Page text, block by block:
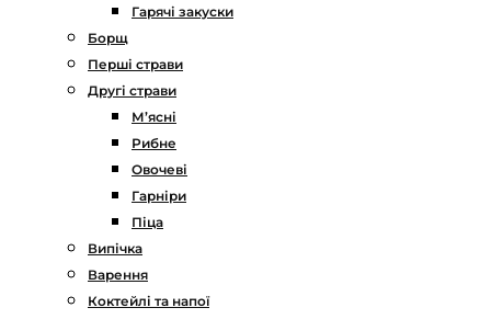
Гарячі закуски
Борщ
Перші страви
Другі страви
М’ясні
Рибне
Овочеві
Гарніри
Піца
Випічка
Варення
Коктейлі та напої